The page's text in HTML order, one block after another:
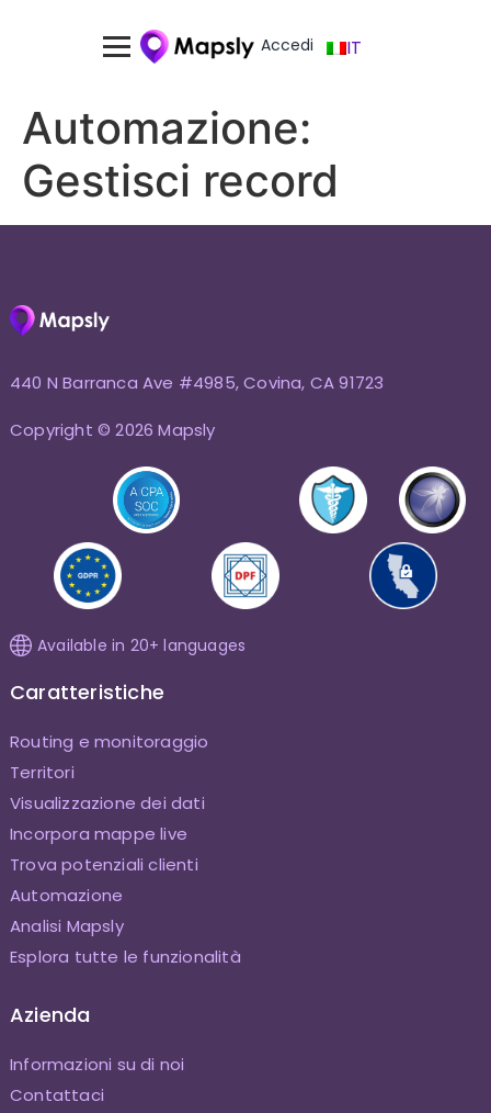
Accedi IT
Automazione:
Gestisci record
440 N Barranca Ave #4985, Covina, CA 91723
Copyright © 2026 Mapsly
Available in 20+ languages
Caratteristiche
Routing e monitoraggio
Territori
Visualizzazione dei dati
Incorpora mappe live
Trova potenziali clienti
Automazione
Analisi Mapsly
Esplora tutte le funzionalità
Azienda
Informazioni su di noi
Contattaci